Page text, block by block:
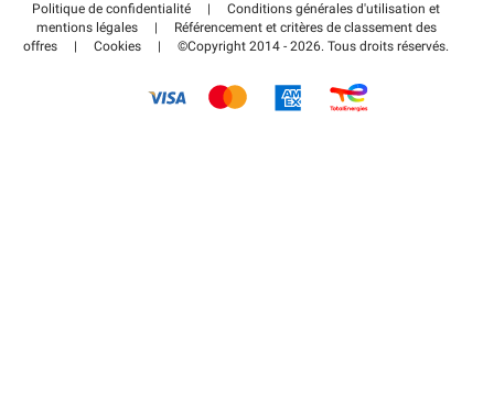
Régler votre stationnement FLOW
Wiki
Guide du stationnement
Politique de confidentialité |
Conditions générales d'utilisation et
mentions légales
|
Référencement et critères de classement des
offres
| Cookies | ©Copyright 2014 - 2026. Tous droits réservés.